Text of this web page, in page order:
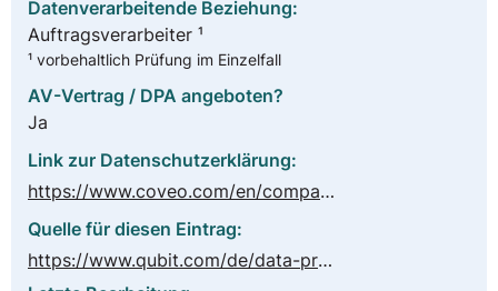
Datenverarbeitende Beziehung:
Auftragsverarbeiter ¹
¹ vorbehaltlich Prüfung im Einzelfall
AV-Vertrag / DPA angeboten?
Ja
Link zur Datenschutzerklärung:
https://www.coveo.com/en/company/legal/privacy/privacy-notice
Quelle für diesen Eintrag:
https://www.qubit.com/de/data-processing-addendum/